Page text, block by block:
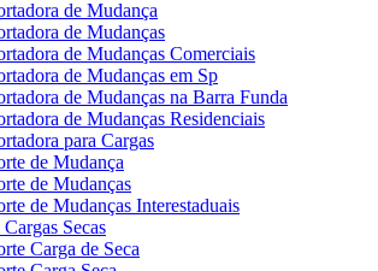
de Mudança
de Mudanças
de Mudanças Comerciais
de Mudanças em Sp
de Mudanças na Barra Funda
de Mudanças Residenciais
para Cargas
de Mudança
de Mudanças
de Mudanças Interestaduais
Secas
Carga de Seca